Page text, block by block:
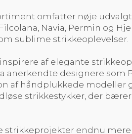
omfatter nøje
Navia, Permin og
sublime strikkeoplevelser.
af elegante
anerkendte designere som
af håndplukkede modeller
strikkestykker, der
strikkeprojekter endnu